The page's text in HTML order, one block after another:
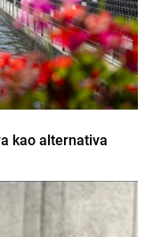
kao alternativa